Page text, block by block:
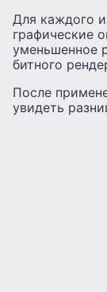
Для каждого
графические
уменьшенное
битного
После
увидеть